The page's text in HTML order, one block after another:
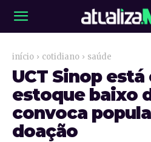
início cotidiano saúde
UCT Sinop está
estoque baixo
convoca
doação